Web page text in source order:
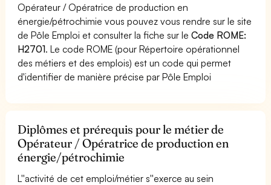
Opérateur / Opératrice de production en
énergie/pétrochimie vous pouvez vous rendre sur le site
de Pôle Emploi et consulter la fiche sur leCode ROME:
H2701. Le code ROME (pour Répertoire opérationnel
des métiers et des emplois) est un code qui permet
d'identifier de manière précise par Pôle Emploi
Diplômes et prérequis pour le métier de
Opérateur / Opératrice de production en
énergie/pétrochimie
L''activité de cet emploi/métier s''exerce au sein